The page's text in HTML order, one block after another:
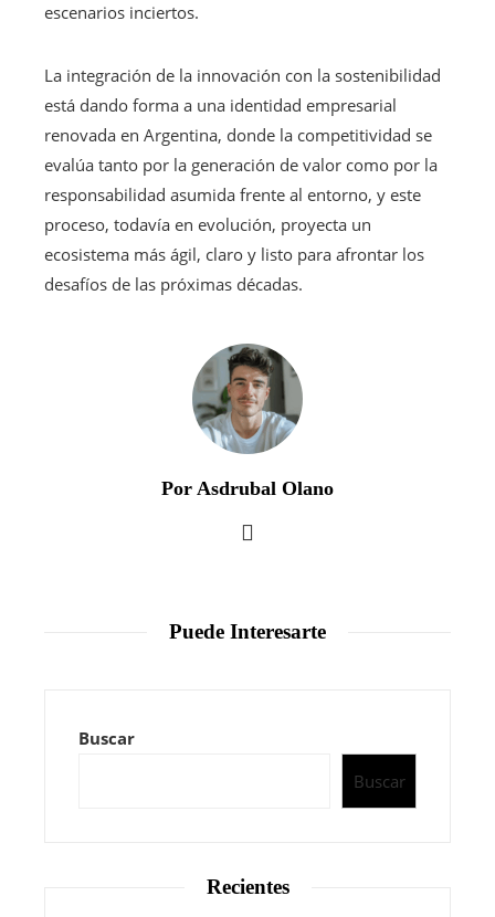
escenarios inciertos.
La integración de la innovación con la sostenibilidad
está dando forma a una identidad empresarial
renovada en Argentina, donde la competitividad se
evalúa tanto por la generación de valor como por la
responsabilidad asumida frente al entorno, y este
proceso, todavía en evolución, proyecta un
ecosistema más ágil, claro y listo para afrontar los
desafíos de las próximas décadas.
Por Asdrubal Olano
Puede Interesarte
Buscar
Buscar
Recientes